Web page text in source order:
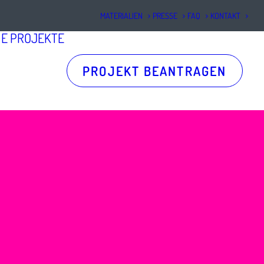
MATERIALIEN PRESSE FAQ KONTAKT
PROJEKTE
PROJEKT BEANTRAGEN